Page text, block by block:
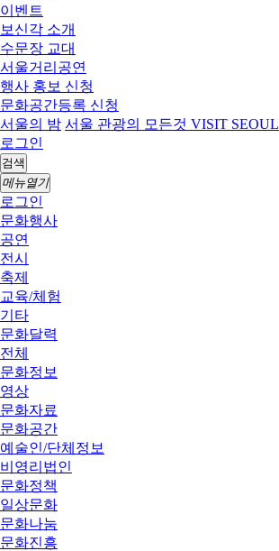
이벤트
보신각 소개
수문장 교대
서울거리공연
행사 홍보 신청
문화공간등록 신청
서울의 밤 서울 관광의 모든것 VISIT SEOUL
로그인
검색
메뉴열기
로그인
문화행사
공연
전시
축제
교육/체험
기타
문화달력
전체
문화정보
영상
문화자료
문화공간
예술인/단체정보
비영리법인
문화정책
일상문화
문화나눔
문화진흥